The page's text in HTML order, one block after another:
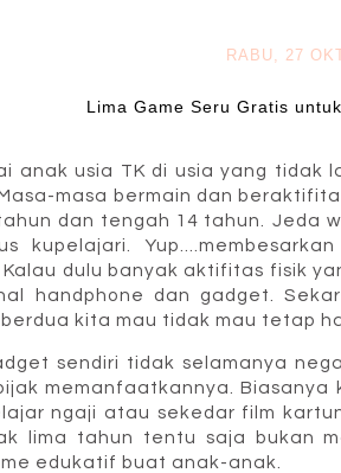
RABU, 27
Lima Game Seru Gratis
anak usia TK di usia yang tidak
masa bermain dan
dan tengah 14 tahun. Jeda
kupelajari.
Kalau dulu banyak aktifitas fisik
handphone dan gadget.
kita mau tidak mau tetap
sendiri tidak selamanya
memanfaatkannya.
ngaji atau sekedar film
lima tahun tentu saja bukan
edukatif buat anak-anak.